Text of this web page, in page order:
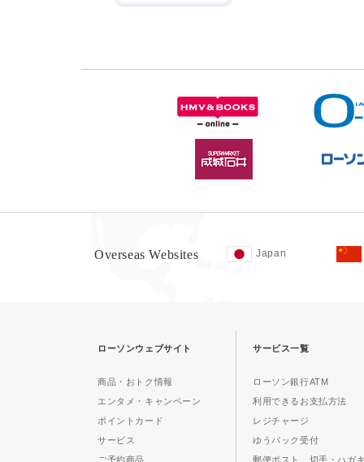
Overseas Websites Japan
ローソンウェブサイト
商品・おトク情報
エンタメ・キャンペーン
ポイントカード
サービス
ご予約商品
サービス一覧
ローソン銀行ATM
利用できるお支払方法
レジチャージ
ゆうパック受付
郵便ポスト、切手・ハガ